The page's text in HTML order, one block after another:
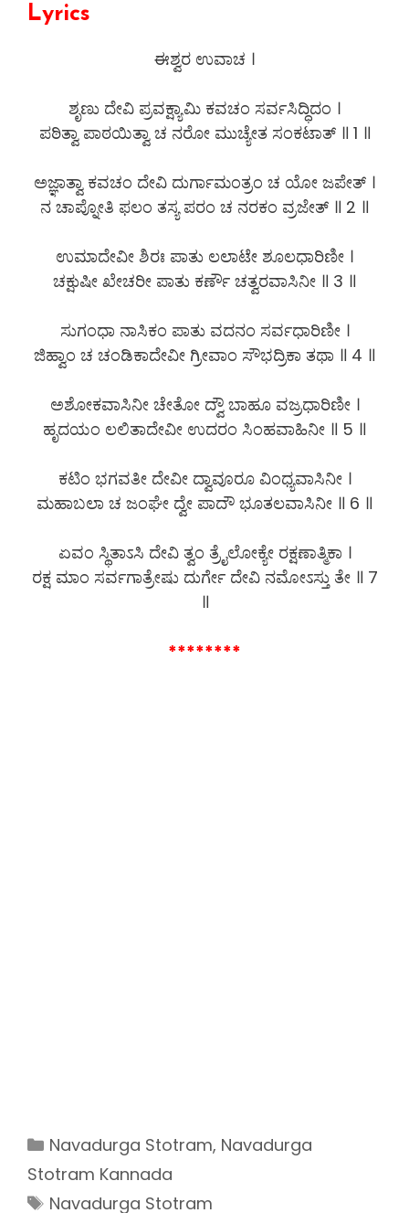
Lyrics
ಈಶ್ವರ ಉವಾಚ ।
ಶೃಣು ದೇವಿ ಪ್ರವಕ್ಷ್ಯಾಮಿ ಕವಚಂ ಸರ್ವಸಿದ್ಧಿದಂ ।
ಪಠಿತ್ವಾ ಪಾಠಯಿತ್ವಾ ಚ ನರೋ ಮುಚ್ಯೇತ ಸಂಕಟಾತ್ ॥ 1 ॥
ಅಜ್ಞಾತ್ವಾ ಕವಚಂ ದೇವಿ ದುರ್ಗಾಮಂತ್ರಂ ಚ ಯೋ ಜಪೇತ್ ।
ನ ಚಾಪ್ನೋತಿ ಫಲಂ ತಸ್ಯ ಪರಂ ಚ ನರಕಂ ವ್ರಜೇತ್ ॥ 2 ॥
ಉಮಾದೇವೀ ಶಿರಃ ಪಾತು ಲಲಾಟೇ ಶೂಲಧಾರಿಣೀ ।
ಚಕ್ಷುಷೀ ಖೇಚರೀ ಪಾತು ಕರ್ಣೌ ಚತ್ವರವಾಸಿನೀ ॥ 3 ॥
ಸುಗಂಧಾ ನಾಸಿಕಂ ಪಾತು ವದನಂ ಸರ್ವಧಾರಿಣೀ ।
ಜಿಹ್ವಾಂ ಚ ಚಂಡಿಕಾದೇವೀ ಗ್ರೀವಾಂ ಸೌಭದ್ರಿಕಾ ತಥಾ ॥ 4 ॥
ಅಶೋಕವಾಸಿನೀ ಚೇತೋ ದ್ವೌ ಬಾಹೂ ವಜ್ರಧಾರಿಣೀ ।
ಹೃದಯಂ ಲಲಿತಾದೇವೀ ಉದರಂ ಸಿಂಹವಾಹಿನೀ ॥ 5 ॥
ಕಟಿಂ ಭಗವತೀ ದೇವೀ ದ್ವಾವೂರೂ ವಿಂಧ್ಯವಾಸಿನೀ ।
ಮಹಾಬಲಾ ಚ ಜಂಘೇ ದ್ವೇ ಪಾದೌ ಭೂತಲವಾಸಿನೀ ॥ 6 ॥
ಏವಂ ಸ್ಥಿತಾಽಸಿ ದೇವಿ ತ್ವಂ ತ್ರೈಲೋಕ್ಯೇ ರಕ್ಷಣಾತ್ಮಿಕಾ ।
ರಕ್ಷ ಮಾಂ ಸರ್ವಗಾತ್ರೇಷು ದುರ್ಗೇ ದೇವಿ ನಮೋಽಸ್ತು ತೇ ॥ 7
॥
********
Categories
Navadurga Stotram, Navadurga
Stotram Kannada
Tags
Navadurga Stotram